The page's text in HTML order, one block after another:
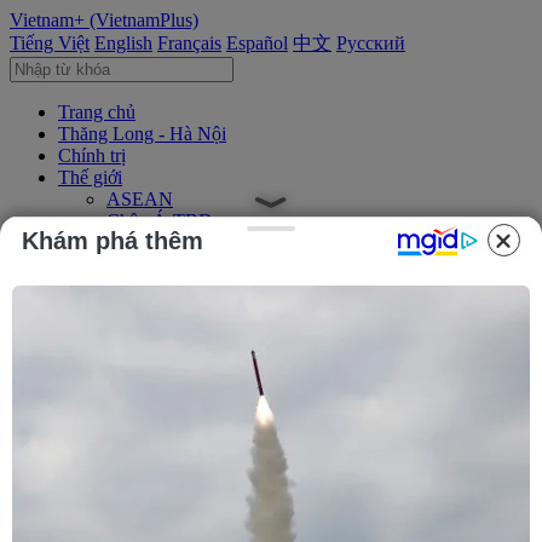
Vietnam+ (VietnamPlus)
Tiếng Việt English Français Español 中文 Русский
Trang chủ
Thăng Long - Hà Nội
Chính trị
Thế giới
ASEAN
Châu Á-TBD
Trung Đông
Châu Mỹ
Tín dụng nông thôn
Thông tin doanh nghiệp
Thông cáo báo chí
Khám phá thêm